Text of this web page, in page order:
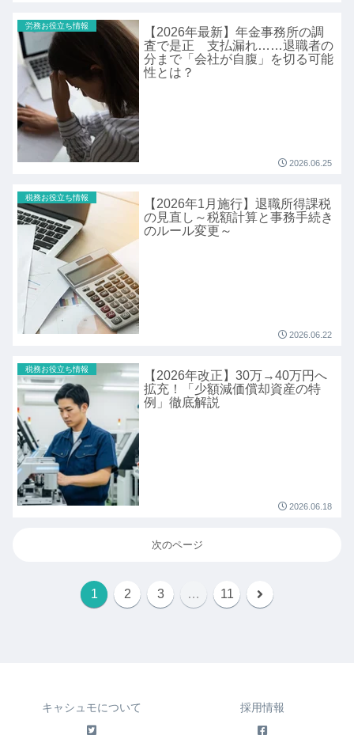
労務お役立ち情報
【2026年最新】年金事務所の調
査で是正 支払漏れ……退職者の
分まで「会社が自腹」を切る可能
性とは？
2026.06.25
税務お役立ち情報
【2026年1月施行】退職所得課税
の見直し～税額計算と事務手続き
のルール変更～
2026.06.22
税務お役立ち情報
【2026年改正】30万→40万円へ
拡充！「少額減価償却資産の特
例」徹底解説
2026.06.18
次のページ
1 2 3 … 11
キャシュモについて 採用情報